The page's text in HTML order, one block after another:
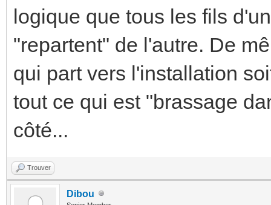
logique que tous les fils
"repartent" de l'autre. De
qui part vers l'installation
tout ce qui est "brassage
côté...
Trouver
Dibou